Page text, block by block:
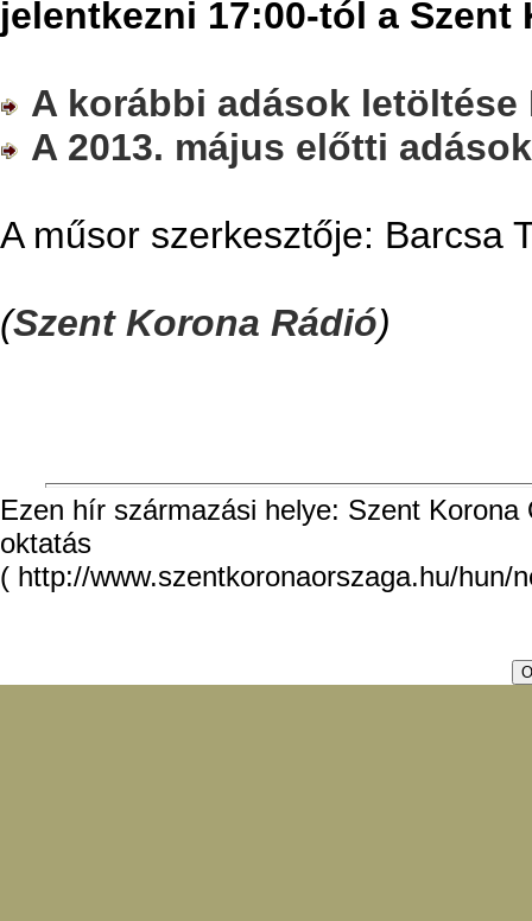
jelentkezni 17:00-tól a Szent
A korábbi adások letöltése
A 2013. május előtti
A műsor szerkesztője: Barcsa
(Szent Korona Rádió)
Ezen hír származási helye: Szent
oktatás
( http://www.szentkoronaorszaga.hu/hun/